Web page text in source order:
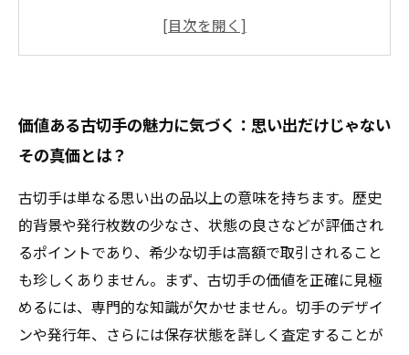
市場の流れを掴む：信頼できる買取業者の選び
具体的なコツ
成功体験から学ぶ：賢く古切手を売却し満足の
取引を実現する方法
初心者でも安心！古切手売却でよくある失敗と
その回避策
これで完璧！価値ある古切手を賢く売るための
総まとめガイド
価値ある古切手の魅力に気づく：思い出だけじゃない
その真価とは？
古切手は単なる思い出の品以上の意味を持ちます。歴史
的背景や発行枚数の少なさ、状態の良さなどが評価され
るポイントであり、希少な切手は高額で取引されること
も珍しくありません。まず、古切手の価値を正確に見極
めるには、専門的な知識が欠かせません。切手のデザイ
ンや発行年、さらには保存状態を詳しく査定することが